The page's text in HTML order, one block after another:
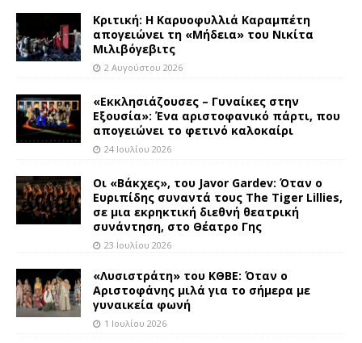
Κριτική: Η Καρυοφυλλιά Καραμπέτη
απογειώνει τη «Μήδεια» του Νικίτα
Μιλιβόγεβιτς
2 Αυγούστου 2026
«Εκκλησιάζουσες – Γυναίκες στην
Εξουσία»: Ένα αριστοφανικό πάρτι, που
απογειώνει το φετινό καλοκαίρι
24 Ιουλίου 2026
Οι «Βάκχες», του Javor Gardev: Όταν ο
Ευριπίδης συναντά τους The Tiger Lillies,
σε μια εκρηκτική διεθνή θεατρική
συνάντηση, στο Θέατρο Γης
23 Ιουλίου 2026
«Λυσιστράτη» του ΚΘΒΕ: Όταν ο
Αριστοφάνης μιλά για το σήμερα με
γυναικεία φωνή
1 Ιουλίου 2026